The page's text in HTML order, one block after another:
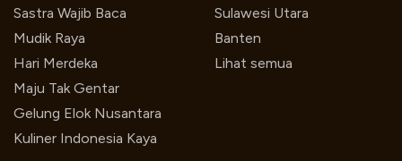
Sastra Wajib Baca
Mudik Raya
Hari Merdeka
Maju Tak Gentar
Gelung Elok Nusantara
Kuliner Indonesia Kaya
Sulawesi Utara
Banten
Lihat semua